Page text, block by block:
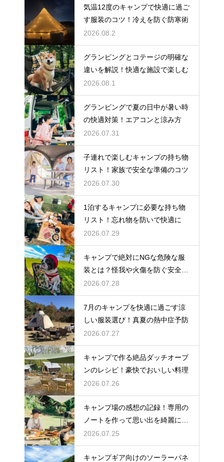
気温12度のキャンプで快適に過ご
す服装のコツ！冷えを防ぐ防寒術
2026.08.2
グランピングとコテージの明確な
違いを解説！快適な施設で楽しむ
2026.08.1
グランピングで夏の日中が暑い時
の快適対策！エアコンと涼み方
2026.07.31
子連れで楽しむキャンプの持ち物
リスト！家族で安全な準備のコツ
2026.07.30
1泊するキャンプに必要な持ち物
リスト！忘れ物を防いで快適に
2026.07.29
キャンプで絶対にNGな危険な服
装とは？怪我や火傷を防ぐ安全対
策
2026.07.28
7月のキャンプを快適に過ごす涼
しい服装選び！真夏の熱中症予防
2026.07.27
キャンプで作る絶品ダッチオーブ
ンのレシピ！豪快でおいしい料理
2026.07.26
キャンプ場の感想の記録！専用の
ノートを作って思い出を綺麗に残
そう
2026.07.25
キャンプギア向けのソーラーパネ